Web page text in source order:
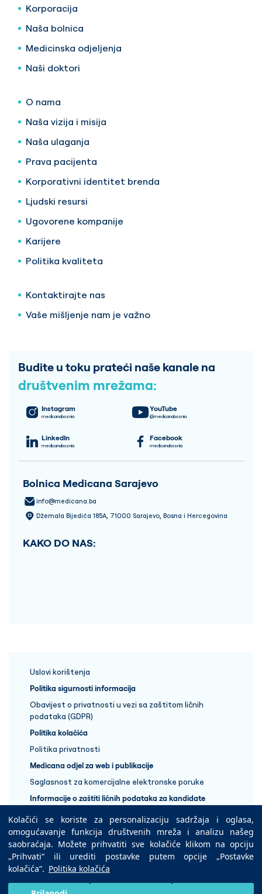
Kolačići se koriste za personalizaciju sadržaja i oglasa,
omogućavanje funkcija društvenih mreža i analizu našeg
saobraćaja. Možete prihvatiti sve kolačiće klikom na opciju
„Prihvati“ ili urediti postavke putem opcije „Postavke
kolačića“. Politika kolačića
Korporacija
Naša bolnica
Medicinska odjeljenja
Naši doktori
O nama
Naša vizija i misija
Naša ulaganja
Prava pacijenta
Korporativni identitet brenda
Ljudski resursi
Ugovorene kompanije
Karijere
Politika kvaliteta
Kontaktirajte nas
Vaše mišljenje nam je važno
Budite u toku prateći naše kanale na
društvenim mrežama:
Instagram
medicanabosnia
YouTube
@medicanabosnia
LinkedIn
medicanabosnia
Facebook
medicanabosnia
Bolnica Medicana Sarajevo
info@medicana.ba
Džemala Bijedića 185A, 71000 Sarajevo, Bosna i Hercegovina
KAKO DO NAS:
Uslovi korištenja
Politika sigurnosti informacija
Obavijest o privatnosti u vezi sa zaštitom ličnih
podataka (GDPR)
Politika kolačića
Politika privatnosti
Medicana odjel za web i publikacije
Saglasnost za komercijalne elektronske poruke
Informacije o zaštiti ličnih podataka za kandidate
+387 33 848 888
Copyright © 2025 Medicana Health Group
Preuzmite na